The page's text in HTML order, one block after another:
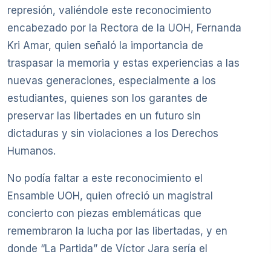
represión, valiéndole este reconocimiento
encabezado por la Rectora de la UOH, Fernanda
Kri Amar, quien señaló la importancia de
traspasar la memoria y estas experiencias a las
nuevas generaciones, especialmente a los
estudiantes, quienes son los garantes de
preservar las libertades en un futuro sin
dictaduras y sin violaciones a los Derechos
Humanos.
No podía faltar a este reconocimiento el
Ensamble UOH, quien ofreció un magistral
concierto con piezas emblemáticas que
remembraron la lucha por las libertadas, y en
donde “La Partida” de Víctor Jara sería el